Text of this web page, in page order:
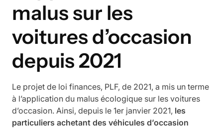
malus sur les
voitures d’occasion
depuis 2021
Le projet de loi finances, PLF, de 2021, a mis un terme
à l’application du malus écologique sur les voitures
d’occasion. Ainsi, depuis le 1er janvier 2021, les
particuliers achetant des véhicules d’occasion